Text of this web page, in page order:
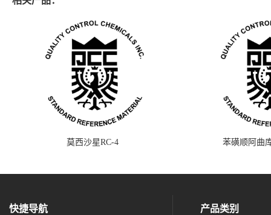
莫西沙星RC-4 苯磺顺阿曲
快捷导航 产品类别